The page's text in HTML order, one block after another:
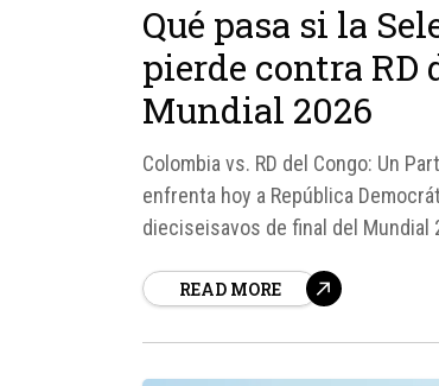
Qué pasa si la
pierde contra RD
Mundial 2026
Colombia vs. RD del Congo: Un
enfrenta hoy a República
dieciseisavos de final del
READ MORE